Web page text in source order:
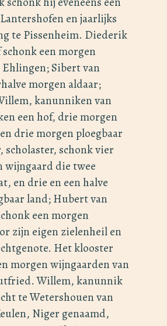
en jaarlijks
te Pissenheim. Diederik
een morgen
Sibert van
morgen aldaar;
kanunniken van
een hof, drie morgen
drie morgen ploegbaar
scholaster, schonk vier
wijngaard die twee
en drie en een halve
land; Hubert van
een morgen
zijn eigen zielenheil en
Het klooster
morgen wijngaarden van
Willem, kanunnik
te Wetershouen van
Niger genaamd,